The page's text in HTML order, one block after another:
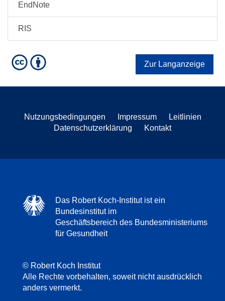
EndNote
RIS
Zur Langanzeige
Nutzungsbedingungen Impressum
Leitlinien
Datenschutzerklärung
Kontakt
Das Robert Koch-Institut ist ein
Bundesinstitut im
Geschäftsbereich des Bundesministeriums
für Gesundheit
© Robert Koch Institut
Alle Rechte vorbehalten, soweit nicht ausdrücklich
anders vermerkt.